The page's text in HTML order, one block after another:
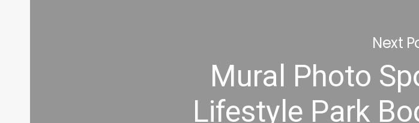
Next
Mural Photo
Lifestyle Park